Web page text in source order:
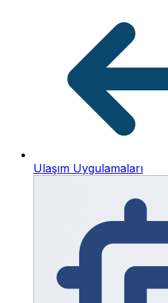
Ulaşım Uygulamaları